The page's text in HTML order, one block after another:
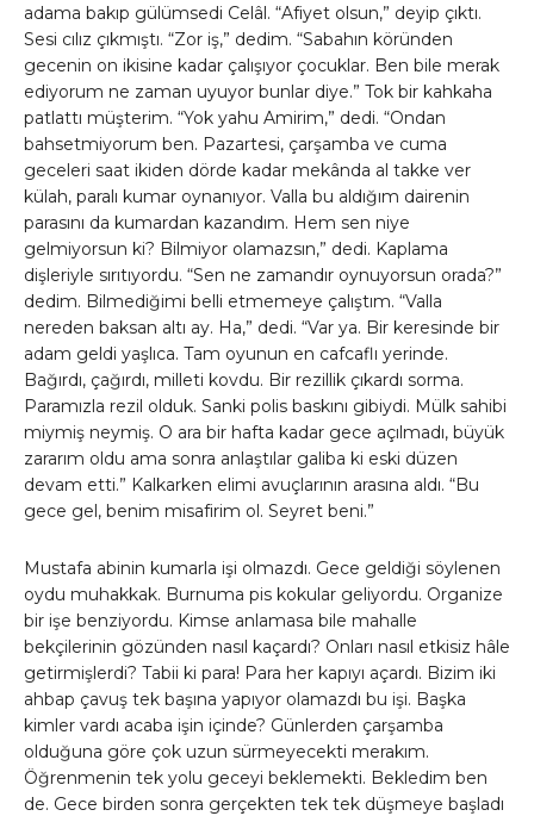
adama bakıp gülümsedi Celâl. “Afiyet olsun,” deyip çıktı.
Sesi cılız çıkmıştı. “Zor iş,” dedim. “Sabahın köründen
gecenin on ikisine kadar çalışıyor çocuklar. Ben bile merak
ediyorum ne zaman uyuyor bunlar diye.” Tok bir kahkaha
patlattı müşterim. “Yok yahu Amirim,” dedi. “Ondan
bahsetmiyorum ben. Pazartesi, çarşamba ve cuma
geceleri saat ikiden dörde kadar mekânda al takke ver
külah, paralı kumar oynanıyor. Valla bu aldığım dairenin
parasını da kumardan kazandım. Hem sen niye
gelmiyorsun ki? Bilmiyor olamazsın,” dedi. Kaplama
dişleriyle sırıtıyordu. “Sen ne zamandır oynuyorsun orada?”
dedim. Bilmediğimi belli etmemeye çalıştım. “Valla
nereden baksan altı ay. Ha,” dedi. “Var ya. Bir keresinde bir
adam geldi yaşlıca. Tam oyunun en cafcaflı yerinde.
Bağırdı, çağırdı, milleti kovdu. Bir rezillik çıkardı sorma.
Paramızla rezil olduk. Sanki polis baskını gibiydi. Mülk sahibi
miymiş neymiş. O ara bir hafta kadar gece açılmadı, büyük
zararım oldu ama sonra anlaştılar galiba ki eski düzen
devam etti.” Kalkarken elimi avuçlarının arasına aldı. “Bu
gece gel, benim misafirim ol. Seyret beni.”
Mustafa abinin kumarla işi olmazdı. Gece geldiği söylenen
oydu muhakkak. Burnuma pis kokular geliyordu. Organize
bir işe benziyordu. Kimse anlamasa bile mahalle
bekçilerinin gözünden nasıl kaçardı? Onları nasıl etkisiz hâle
getirmişlerdi? Tabii ki para! Para her kapıyı açardı. Bizim iki
ahbap çavuş tek başına yapıyor olamazdı bu işi. Başka
kimler vardı acaba işin içinde? Günlerden çarşamba
olduğuna göre çok uzun sürmeyecekti merakım.
Öğrenmenin tek yolu geceyi beklemekti. Bekledim ben
de. Gece birden sonra gerçekten tek tek düşmeye başladı